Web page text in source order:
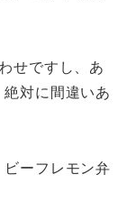
せですし、あ
対に間違いあ
ーフレモン弁